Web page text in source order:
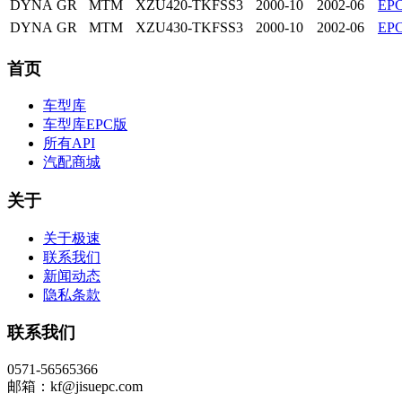
DYNA GR MTM XZU420-TKFSS3 2000-10 2002-06
DYNA GR MTM XZU430-TKFSS3 2000-10 2002-06
首页
车型库
车型库EPC版
所有API
汽配商城
关于
关于极速
联系我们
新闻动态
隐私条款
联系我们
0571-56565366
邮箱：kf@jisuepc.com